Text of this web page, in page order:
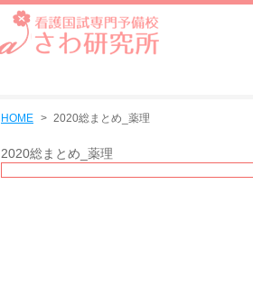
HOME 2020総まとめ_薬理
2020総まとめ_薬理